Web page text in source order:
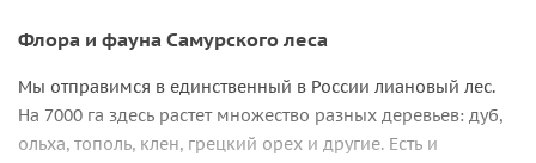
Флора и фауна Самурского леса
Мы отправимся в единственный в России лиановый лес.
На 7000 га здесь растет множество разных деревьев: дуб,
ольха, тополь, клен, грецкий орех и другие. Есть и